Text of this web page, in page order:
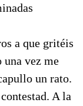
a que gritéis
una vez me
un rato.
A la